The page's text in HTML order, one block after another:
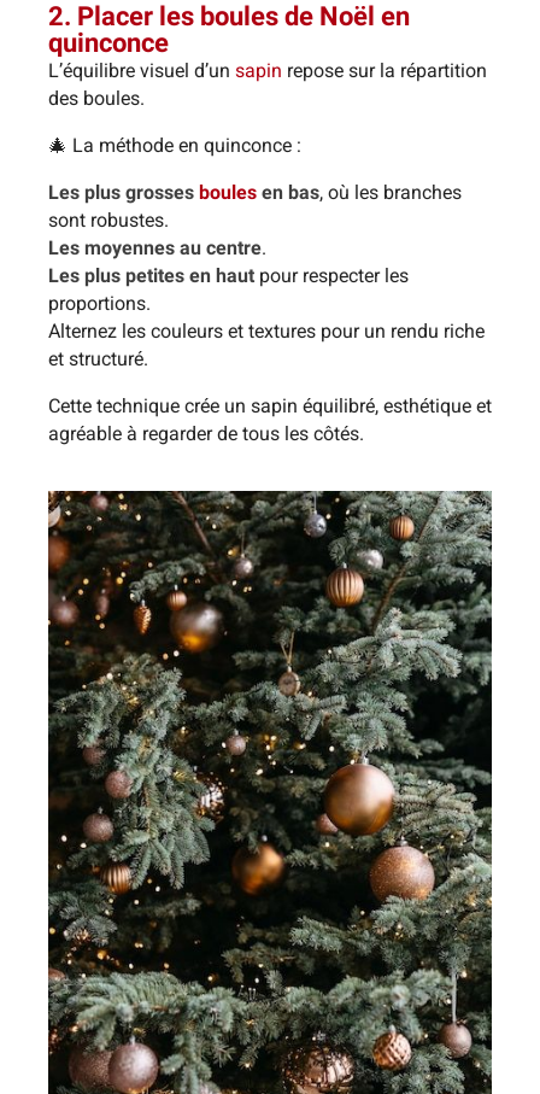
2. Placer les boules de Noël en
quinconce
L’équilibre visuel d’un sapin repose sur la répartition
des boules.
🎄 La méthode en quinconce :
Les plus grosses boules en bas, où les branches
sont robustes.
Les moyennes au centre.
Les plus petites en haut pour respecter les
proportions.
Alternez les couleurs et textures pour un rendu riche
et structuré.
Cette technique crée un sapin équilibré, esthétique et
agréable à regarder de tous les côtés.